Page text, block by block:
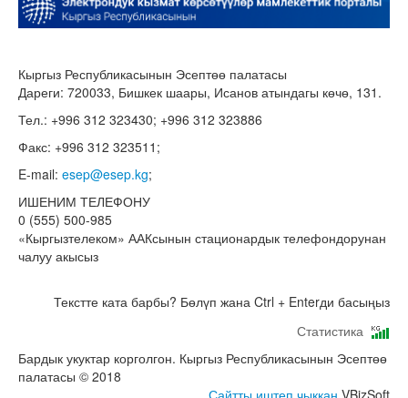
Кыргыз Республикасынын Эсептөө палатасы
Дареги: 720033, Бишкек шаары, Исанов атындагы көчө, 131.
Тел.: +996 312 323430; +996 312 323886
Факс: +996 312 323511;
E-mail: esep@esep.kg;
ИШЕНИМ ТЕЛЕФОНУ
0 (555) 500-985
«Кыргызтелеком» ААКсынын стационардык телефондорунан
чалуу акысыз
Текстте ката барбы? Бөлүп жана Ctrl + Enterди басыңыз
Статистика
Бардык укуктар корголгон. Кыргыз Республикасынын Эсептөө
палатасы © 2018